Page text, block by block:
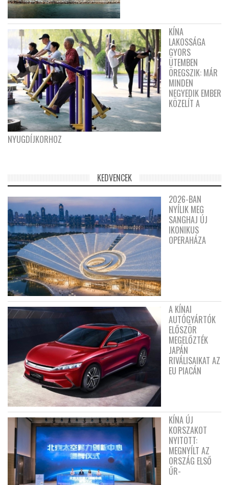
KÍNA
LAKOSSÁGA
GYORS
ÜTEMBEN
ÖREGSZIK: MÁR
MINDEN
NEGYEDIK EMBER
KÖZELÍT A
NYUGDÍJKORHOZ
KEDVENCEK
2026-BAN
NYÍLIK MEG
SANGHAJ ÚJ
IKONIKUS
OPERAHÁZA
A KÍNAI
AUTÓGYÁRTÓK
ELŐSZÖR
MEGELŐZTÉK
JAPÁN
RIVÁLISAIKAT AZ
EU PIACÁN
KÍNA ÚJ
KORSZAKOT
NYITOTT:
MEGNYÍLT AZ
ORSZÁG ELSŐ
ŰR-